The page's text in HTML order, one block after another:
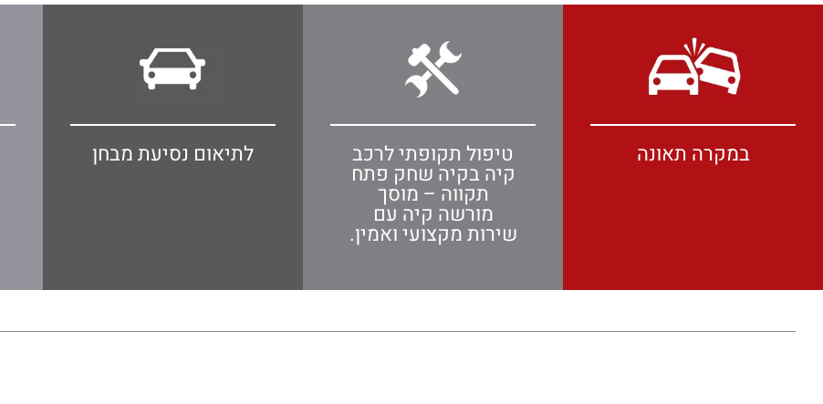
במקרה תאונה טיפול תקופתי לרכב
קיה בקיה שחק פתח
תקווה – מוסך
מורשה קיה עם
שירות מקצועי ואמין.
לתיאום נסיעת מבחן